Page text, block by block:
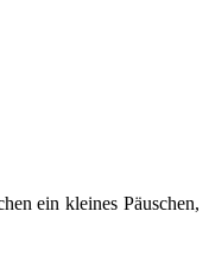
ein kleines Päuschen,